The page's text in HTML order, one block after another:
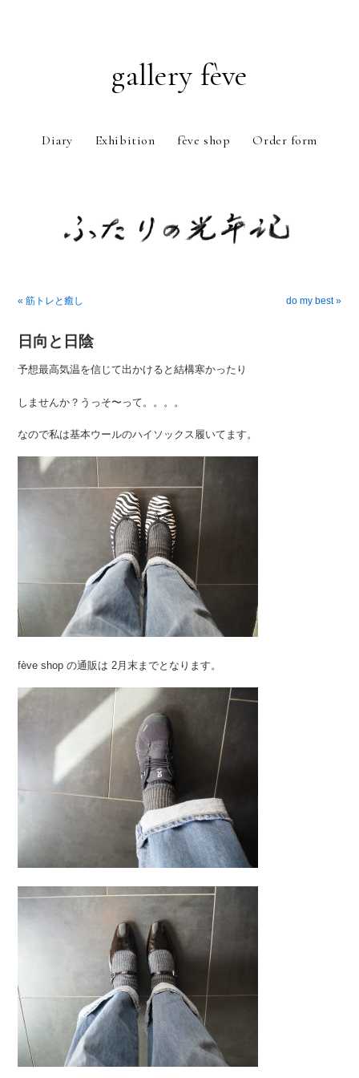
gallery fève
Diary Exhibition fève shop Order form
« 筋トレと癒し
do my best »
日向と日陰
予想最高気温を信じて出かけると結構寒かったり
しませんか？うっそ〜って。。。。
なので私は基本ウールのハイソックス履いてます。
fève shop の通販は 2月末までとなります。